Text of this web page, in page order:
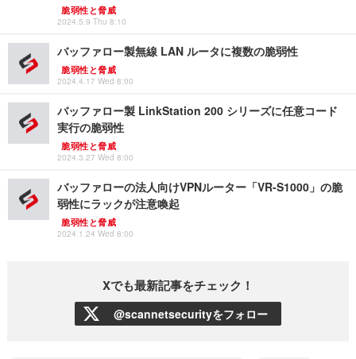
脆弱性と脅威
2024.5.9 Thu 8:10
バッファロー製無線 LAN ルータに複数の脆弱性
脆弱性と脅威
2024.4.17 Wed 8:00
バッファロー製 LinkStation 200 シリーズに任意コード
実行の脆弱性
脆弱性と脅威
2024.3.27 Wed 8:00
バッファローの法人向けVPNルーター「VR-S1000」の脆
弱性にラックが注意喚起
脆弱性と脅威
2024.1.24 Wed 8:00
Xでも最新記事をチェック！
@scannetsecurityをフォロー